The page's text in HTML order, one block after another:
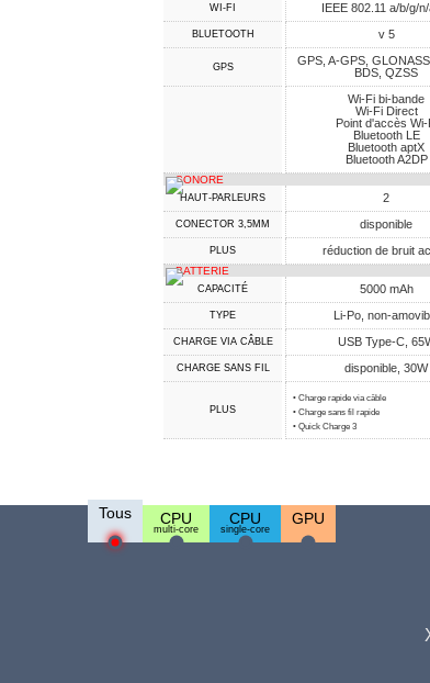
WI-FI IEEE 802.11 a/b/g/
BLUETOOTH v 5
GPS
GPS, A-GPS,
BDS, QZSS
Wi-Fi bi-bande
Wi-Fi Direct
Point d'accès Wi-
Bluetooth LE
Bluetooth aptX
Bluetooth A2DP
SONORE
HAUT-PARLEURS 2
CONECTOR 3,5MM disponible
PLUS réduction de bruit
BATTERIE
CAPACITÉ 5000 mAh
TYPE Li-Po, non-
CHARGE VIA CÂBLE USB Type-C,
CHARGE SANS FIL disponible, 30W
PLUS
• Charge rapide via câble
• Charge sans fil rapide
• Quick Charge 3
Tous CPU
multi-core
CPU
single-core
GPU